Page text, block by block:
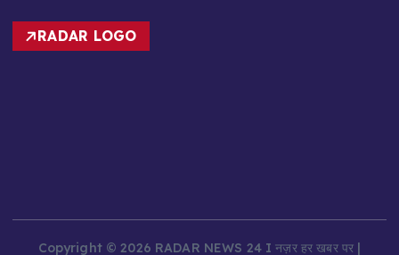
RADAR LOGO
Copyright © 2026 RADAR NEWS 24 I नज़र हर खबर पर |